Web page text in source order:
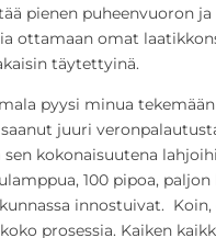
pienen puheenvuoron ja
ottamaan omat
täytettyinä.
pyysi minua
juuri
kokonaisuutena
100 pipoa, paljon
innostuivat. Koin,
prosessia. Kaiken